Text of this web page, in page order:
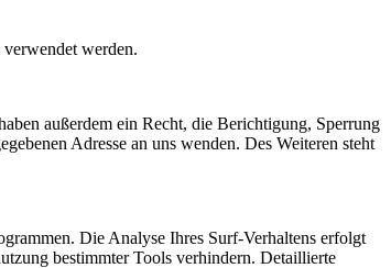
werden.
außerdem ein Recht, die Berichtigung, Sperrung
Adresse an uns wenden. Des Weiteren steht
Die Analyse Ihres Surf-Verhaltens erfolgt
bestimmter Tools verhindern. Detaillierte